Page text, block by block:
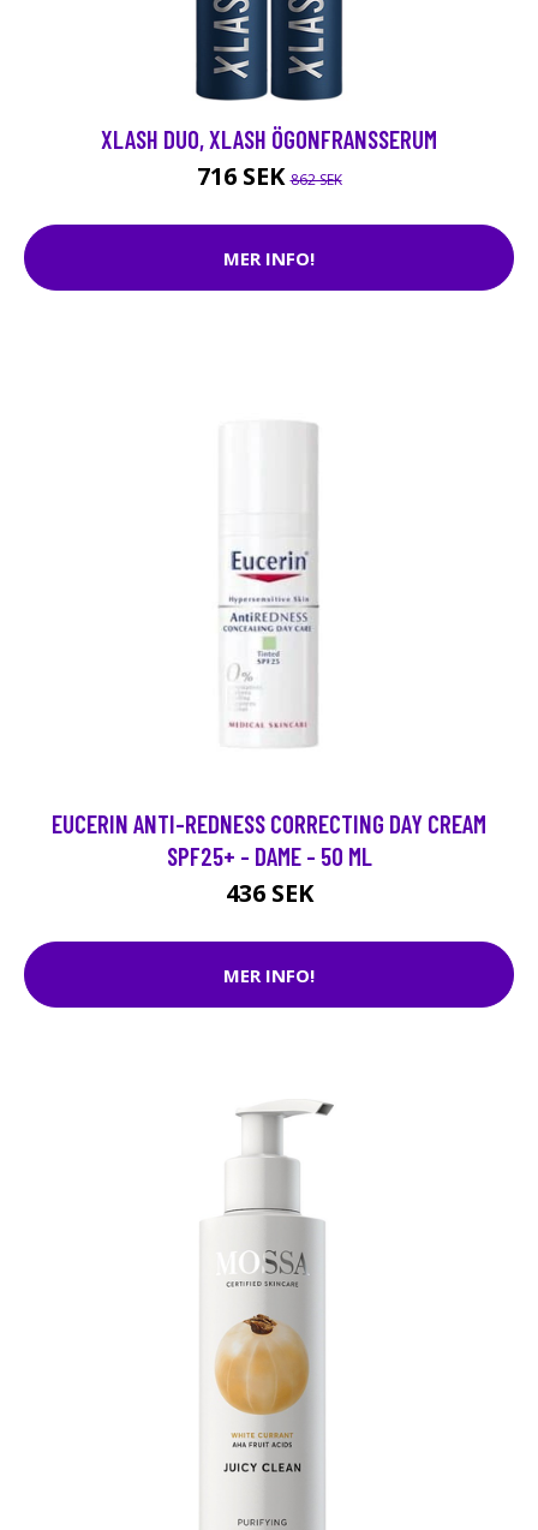
XLASH DUO, XLASH ÖGONFRANSSERUM
716 SEK862 SEK
MER INFO!
EUCERIN ANTI-REDNESS CORRECTING DAY CREAM
SPF25+ - DAME - 50 ML
436 SEK
MER INFO!